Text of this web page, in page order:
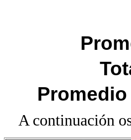
A continuación